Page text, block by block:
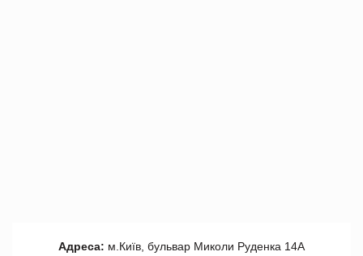
Адреса: м.Київ, бульвар Миколи Руденка 14А